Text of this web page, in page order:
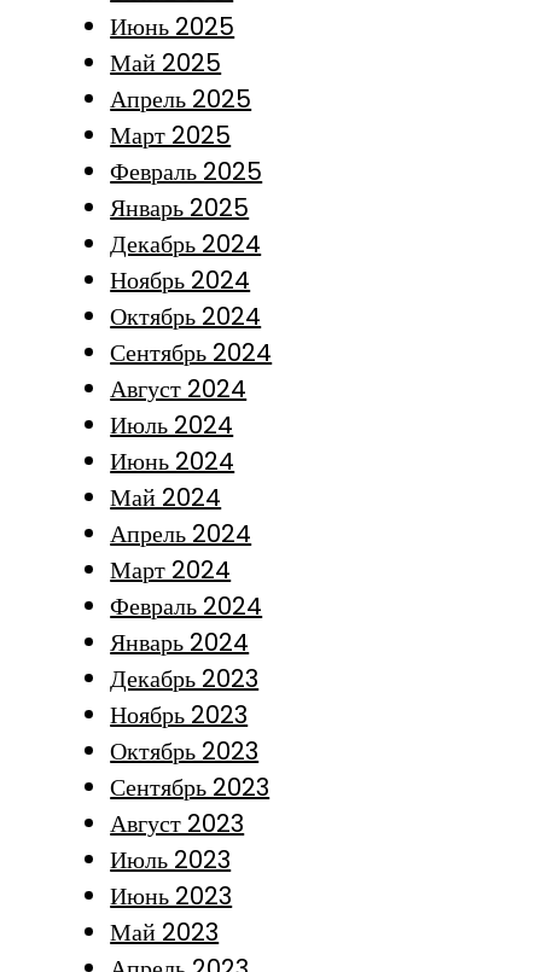
Июнь 2025
Май 2025
Апрель 2025
Март 2025
Февраль 2025
Январь 2025
Декабрь 2024
Ноябрь 2024
Октябрь 2024
Сентябрь 2024
Август 2024
Июль 2024
Июнь 2024
Май 2024
Апрель 2024
Март 2024
Февраль 2024
Январь 2024
Декабрь 2023
Ноябрь 2023
Октябрь 2023
Сентябрь 2023
Август 2023
Июль 2023
Июнь 2023
Май 2023